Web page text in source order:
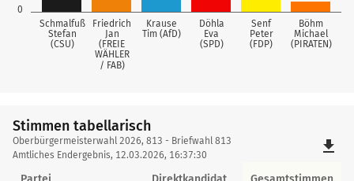
0
Schmalfuß
Stefan
(CSU)
Friedrich
Jan
(FREIE
WÄHLER
/ FAB)
Krause
Tim (AfD)
Döhla
Eva
(SPD)
Senf
Peter
(FDP)
Böhm
Michael
(PIRATEN)
Stimmen tabellarisch
Stimmen
tabellarisch
Oberbürgermeisterwahl 2026, 813 - Briefwahl 813
Amtliches Endergebnis, 12.03.2026, 16:37:30
file_download